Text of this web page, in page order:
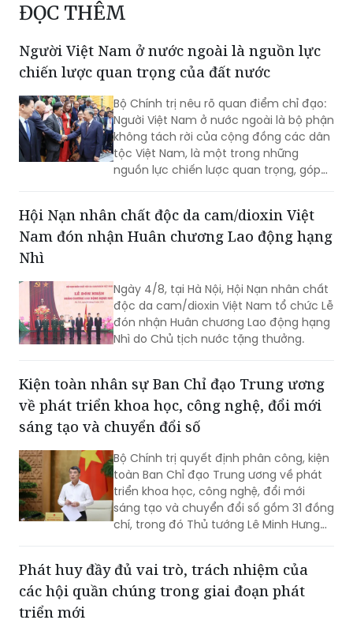
ĐỌC THÊM
Người Việt Nam ở nước ngoài là nguồn lực
chiến lược quan trọng của đất nước
Bộ Chính trị nêu rõ quan điểm chỉ đạo:
Người Việt Nam ở nước ngoài là bộ phận
không tách rời của cộng đồng các dân
tộc Việt Nam, là một trong những
nguồn lực chiến lược quan trọng, góp
thế giới...
Hội Nạn nhân chất độc da cam/dioxin Việt
Nam đón nhận Huân chương Lao động hạng
Nhì
Ngày 4/8, tại Hà Nội, Hội Nạn nhân chất
độc da cam/dioxin Việt Nam tổ chức Lễ
đón nhận Huân chương Lao động hạng
Nhì do Chủ tịch nước tặng thưởng.
Kiện toàn nhân sự Ban Chỉ đạo Trung ương
về phát triển khoa học, công nghệ, đổi mới
sáng tạo và chuyển đổi số
Bộ Chính trị quyết định phân công, kiện
toàn Ban Chỉ đạo Trung ương về phát
triển khoa học, công nghệ, đổi mới
sáng tạo và chuyển đổi số gồm 31 đồng
chí, trong đó Thủ tướng Lê Minh Hưng
Phát huy đầy đủ vai trò, trách nhiệm của
các hội quần chúng trong giai đoạn phát
triển mới